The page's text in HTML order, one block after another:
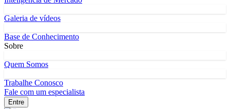
Galeria de vídeos
Base de Conhecimento
Sobre
Quem Somos
Trabalhe Conosco
Fale com um especialista
Entre